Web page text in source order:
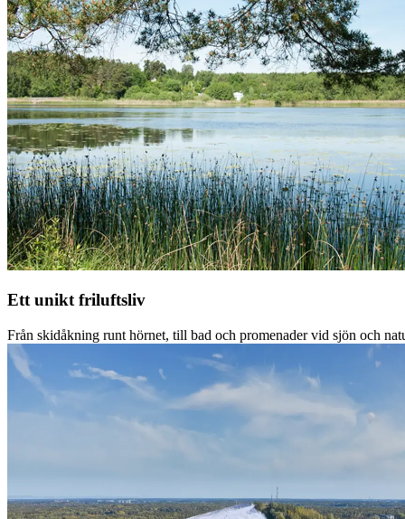
Ett unikt friluftsliv
Från skidåkning runt hörnet, till bad och promenader vid sjön och